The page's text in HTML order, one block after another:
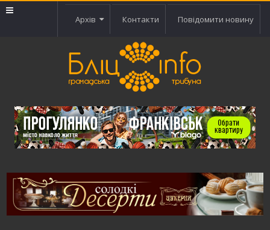
Архів Контакти Повідомити новину